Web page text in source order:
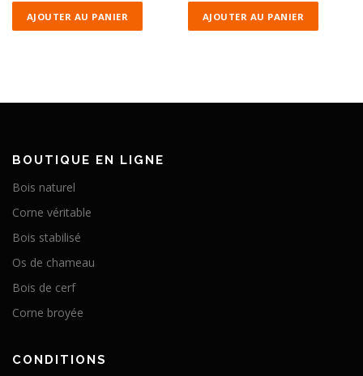
AJOUTER AU PANIER AJOUTER AU PANIER
BOUTIQUE EN LIGNE
Bois naturel
Corne véritable
Bois stabilisé
Os de chameau
Bois de cerf
Corne broyée
CONDITIONS